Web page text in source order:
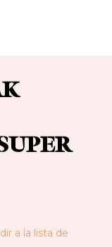
a la lista de